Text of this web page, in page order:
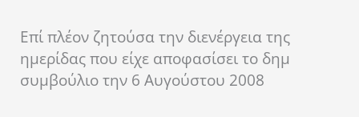
Επί πλέον ζητούσα την διενέργεια της
ημερίδας που είχε αποφασίσει το δημ
συμβούλιο την 6 Αυγούστου 2008